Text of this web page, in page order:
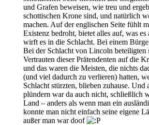
und Grafen beweisen, wie treu und
schottischen Krone sind, und natürlich
machen. Auf der englischen Seite fühlt
Existenz bedroht, bietet alles auf, was
wirft es in die Schlacht. Bei einem
Bei der Schlacht von Lincoln beteiligten
Vertrauten dieser Prätendenten auf die
und das waren die Meisten, die nichts
(und viel dadurch zu verlieren) hatten,
Schlacht stürzten, blieben zuhause. Und
plündern war da auch nicht, schließlich
Land – anders als wenn man ein
konnte man nicht einfach seine eigene
außer man war doof